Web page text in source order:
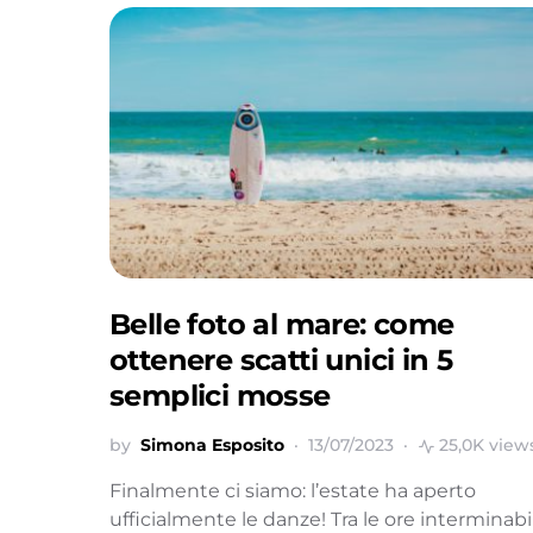
Belle foto al mare: come
ottenere scatti unici in 5
semplici mosse
by Simona Esposito 13/07/2023 25,0K
Finalmente ci siamo: l’estate ha aperto
ufficialmente le danze! Tra le ore